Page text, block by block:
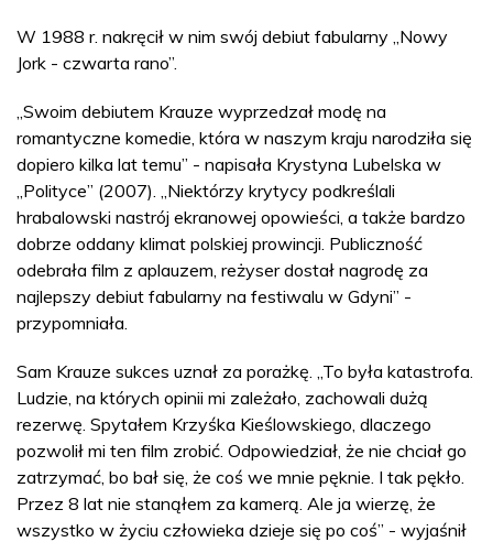
W 1988 r. nakręcił w nim swój debiut fabularny „Nowy
Jork - czwarta rano”.
„Swoim debiutem Krauze wyprzedzał modę na
romantyczne komedie, która w naszym kraju narodziła się
dopiero kilka lat temu” - napisała Krystyna Lubelska w
„Polityce” (2007). „Niektórzy krytycy podkreślali
hrabalowski nastrój ekranowej opowieści, a także bardzo
dobrze oddany klimat polskiej prowincji. Publiczność
odebrała film z aplauzem, reżyser dostał nagrodę za
najlepszy debiut fabularny na festiwalu w Gdyni” -
przypomniała.
Sam Krauze sukces uznał za porażkę. „To była katastrofa.
Ludzie, na których opinii mi zależało, zachowali dużą
rezerwę. Spytałem Krzyśka Kieślowskiego, dlaczego
pozwolił mi ten film zrobić. Odpowiedział, że nie chciał go
zatrzymać, bo bał się, że coś we mnie pęknie. I tak pękło.
Przez 8 lat nie stanąłem za kamerą. Ale ja wierzę, że
wszystko w życiu człowieka dzieje się po coś” - wyjaśnił